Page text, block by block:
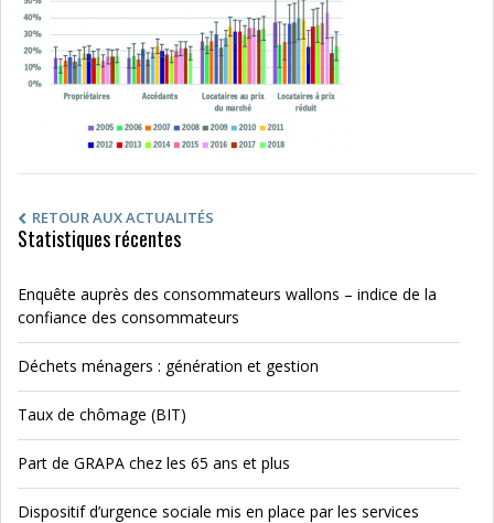
RETOUR AUX ACTUALITÉS
Statistiques récentes
Enquête auprès des consommateurs wallons – indice de la
confiance des consommateurs
Déchets ménagers : génération et gestion
Taux de chômage (BIT)
Part de GRAPA chez les 65 ans et plus
Dispositif d’urgence sociale mis en place par les services